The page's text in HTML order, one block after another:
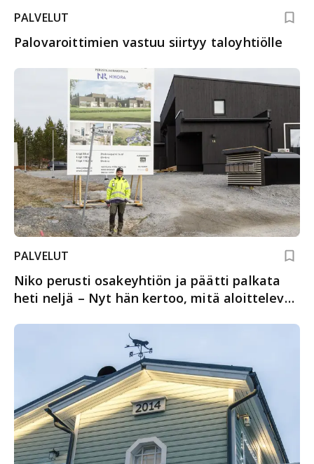
PALVELUT
Palovaroittimien vastuu siirtyy taloyhtiölle
PALVELUT
Niko perusti osakeyhtiön ja päätti palkata
heti neljä – Nyt hän kertoo, mitä aloittelevan